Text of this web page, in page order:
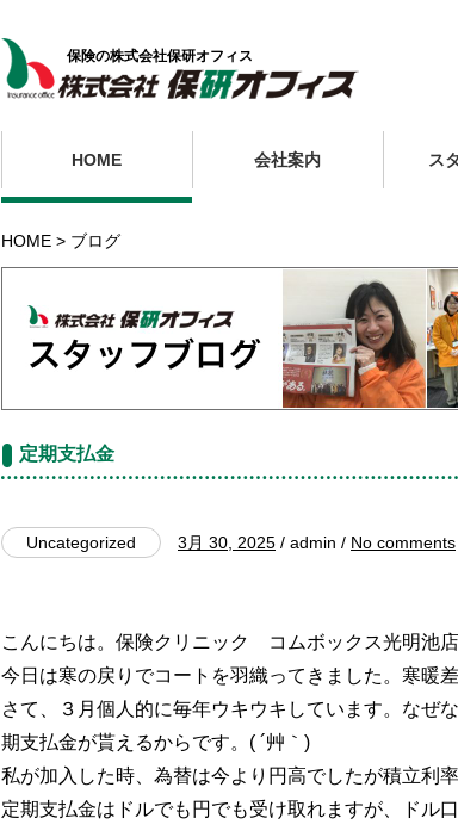
保険の株式会社保研オフィス
HOME 会社案内 ス
HOME ブログ
定期支払金
Uncategorized 3月 30, 2025 / admin / No comments
こんにちは。保険クリニック コムボックス光明池店
今日は寒の戻りでコートを羽織ってきました。寒暖
さて、３月個人的に毎年ウキウキしています。なぜ
期支払金が貰えるからです。( ´艸｀)
私が加入した時、為替は今より円高でしたが積立利
定期支払金はドルでも円でも受け取れますが、ドル